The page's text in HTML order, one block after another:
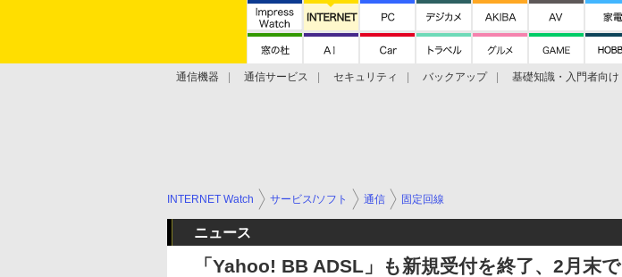
通信機器 通信サービス セキュリティ バックアップ 基礎知識・入門者向け
INTERNET Watch サービス/ソフト 通信 固定回線
ニュース
「Yahoo! BB ADSL」も新規受付を終了、2月末で